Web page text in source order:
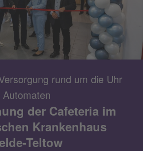
rund um die Uhr
der Cafeteria im
Krankenhaus
Teltow